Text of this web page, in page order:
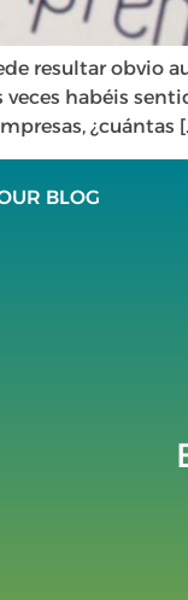
resultar obvio
habéis
¿cuántas
BLOG